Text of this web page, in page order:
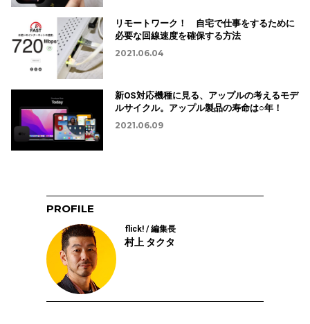
リモートワーク！ 自宅で仕事をするために
必要な回線速度を確保する方法
2021.06.04
新OS対応機種に見る、アップルの考えるモデ
ルサイクル。アップル製品の寿命は○年！
2021.06.09
PROFILE
flick! / 編集長
村上 タクタ